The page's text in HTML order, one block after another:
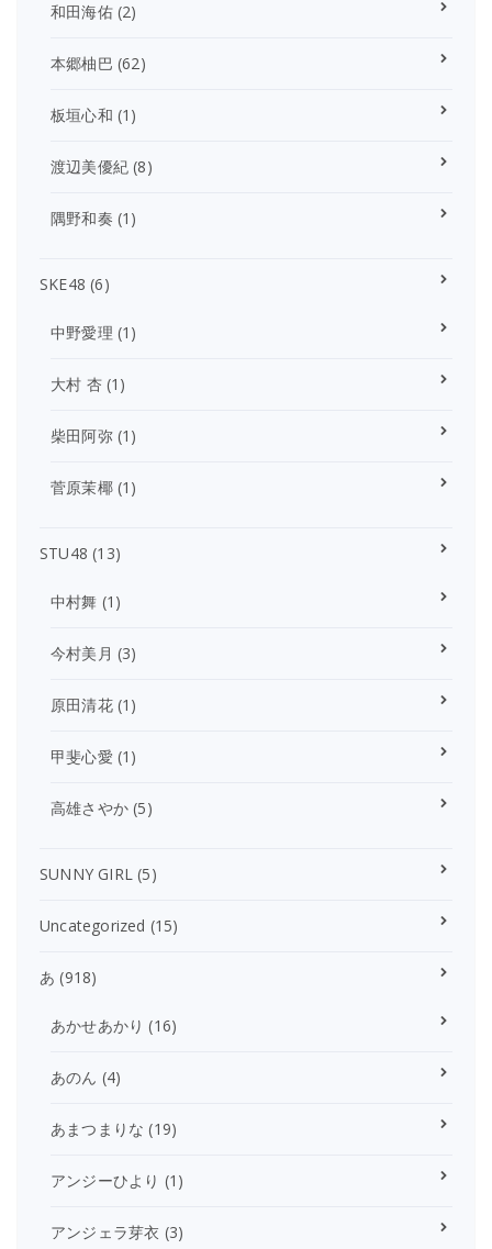
和田海佑(2)
本郷柚巴 (62)
板垣心和 (1)
渡辺美優紀 (8)
隅野和奏 (1)
SKE48 (6)
中野愛理 (1)
大村 杏(1)
柴田阿弥(1)
菅原茉椰(1)
STU48 (13)
中村舞 (1)
今村美月 (3)
原田清花(1)
甲斐心愛 (1)
高雄さやか (5)
SUNNY GIRL (5)
Uncategorized (15)
あ (918)
あかせあかり (16)
あのん (4)
あまつまりな (19)
アンジーひより (1)
アンジェラ芽衣 (3)